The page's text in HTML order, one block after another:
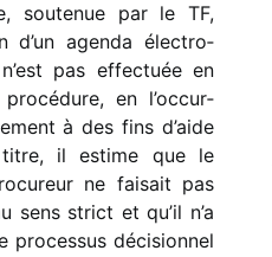
soute­nue par le TF,
d’un agenda élec­tro­
pas effec­tuée en
en l’oc­cur­
à des fins d’aide
titre, il estime que le
ne faisait pas
sens strict et qu’il n’a
proces­sus déci­sion­nel